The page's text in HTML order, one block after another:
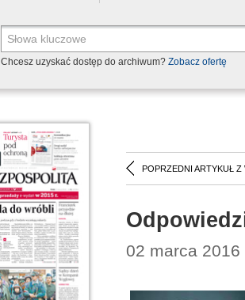
Chcesz uzyskać dostęp do archiwum? Zobacz ofertę
POPRZEDNI ARTYKUŁ Z
02 marca